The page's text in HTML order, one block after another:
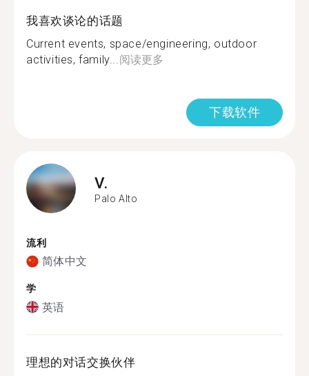
我喜欢谈论的话题
Current events, space/engineering, outdoor
activities, family... 阅读更多
下载软件
V.
Palo Alto
流利
简体中文
学
英语
理想的对话交换伙伴